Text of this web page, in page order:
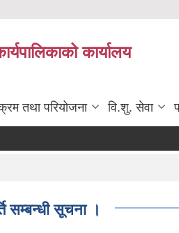
कार्यालय
तथा परियोजना वि.शु. सेवा
सम्बन्धी सूचना ।